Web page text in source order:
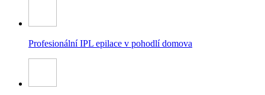
Profesionální IPL epilace v pohodlí domova